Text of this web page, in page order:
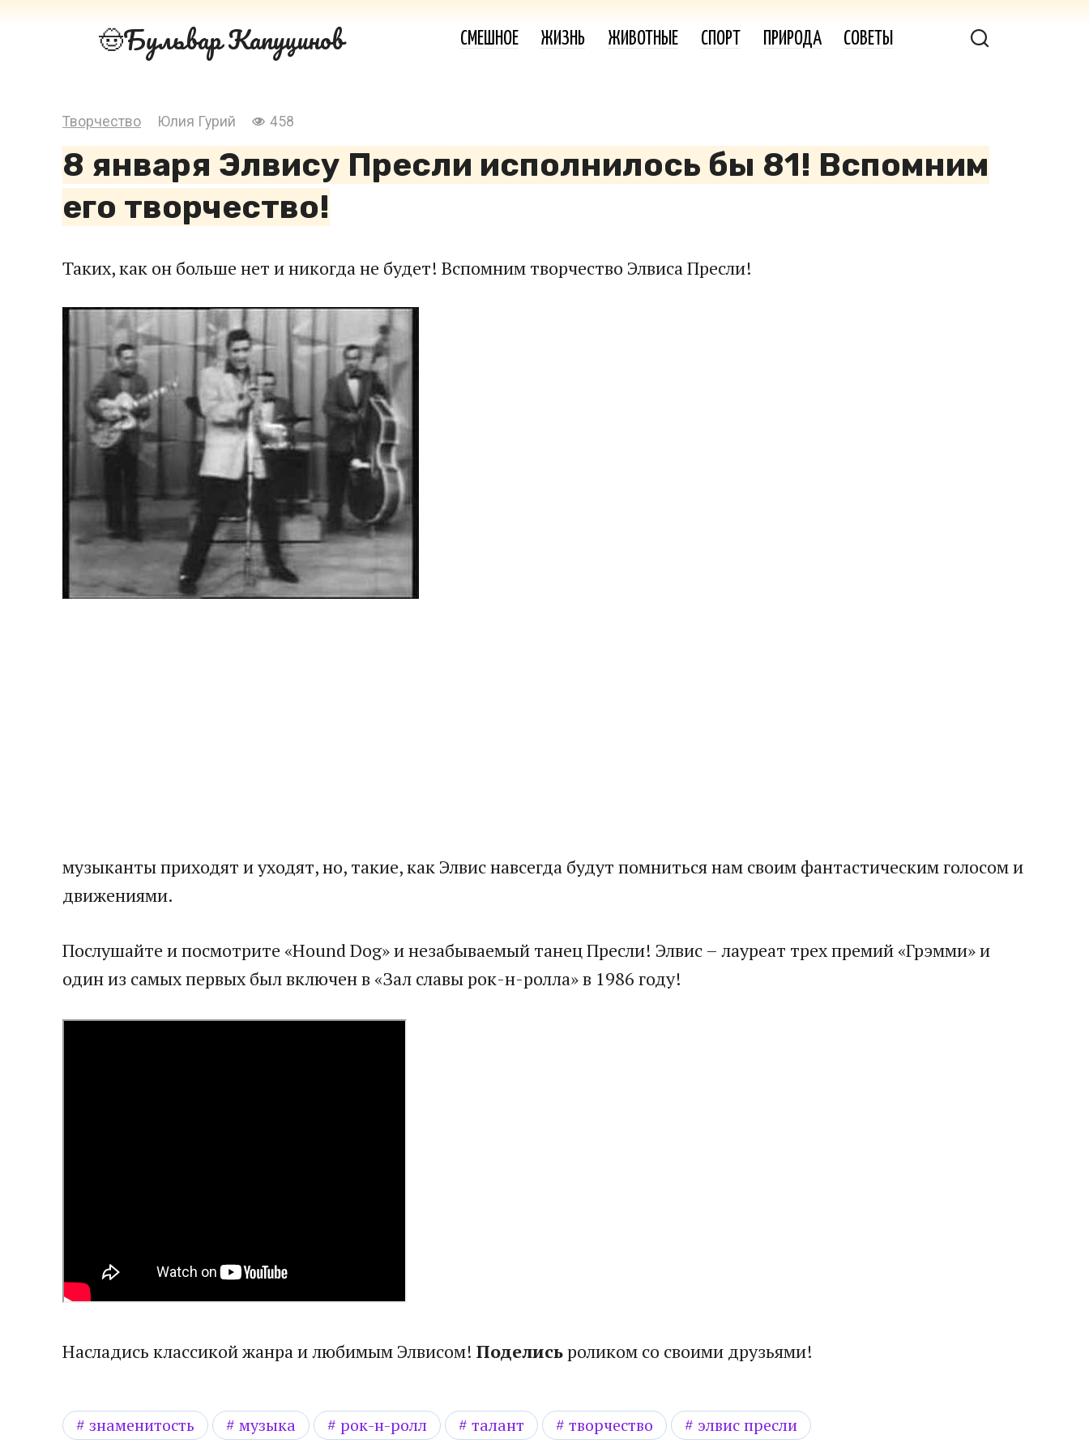
Бульвар Капуцинов СМЕШНОЕ ЖИЗНЬ ЖИВОТНЫЕ СПОРТ ПРИРОДА СОВЕТЫ
Творчество Юлия Гурий 458
8 января Элвису Пресли исполнилось бы 81! Вспомним
его творчество!
Таких, как он больше нет и никогда не будет! Вспомним творчество Элвиса Пресли!
музыканты приходят и уходят, но, такие, как Элвис навсегда будут помниться нам своим фантастическим голосом и
движениями.
Послушайте и посмотрите «Hound Dog» и незабываемый танец Пресли! Элвис – лауреат трех премий «Грэмми» и
один из самых первых был включен в «Зал славы рок-н-ролла» в 1986 году!
Насладись классикой жанра и любимым Элвисом! Поделисьроликом со своими друзьями!
знаменитость музыка рок-н-ролл талант творчество элвис пресли